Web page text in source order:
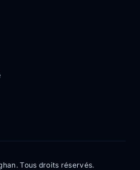
Tous droits réservés.